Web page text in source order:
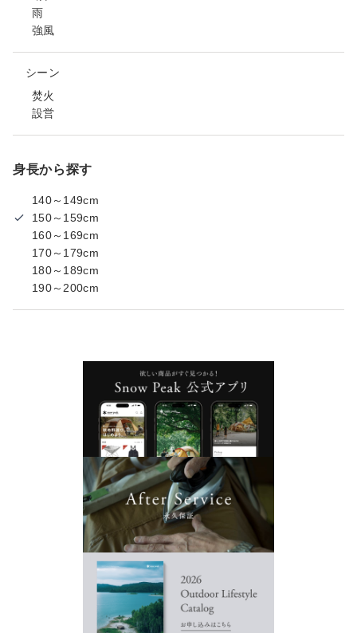
雨
強風
シーン
焚火
設営
身長から探す
140～149cm
150～159cm
160～169cm
170～179cm
180～189cm
190～200cm